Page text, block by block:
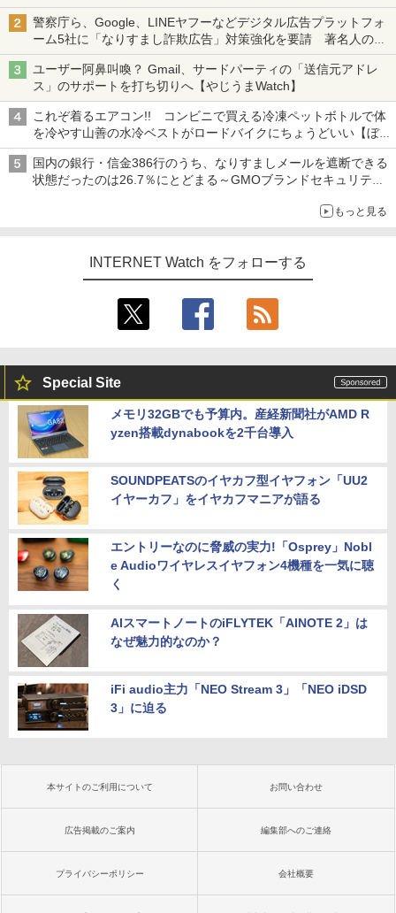
も、持ち替えずに書き込める
警察庁ら、Google、LINEヤフーなどデジタル広告プラットフォ
ーム5社に「なりすまし詐欺広告」対策強化を要請 著名人の写
真や映像を使った投資詐欺などへの対策として
ユーザー阿鼻叫喚？ Gmail、サードパーティの「送信元アドレ
ス」のサポートを打ち切りへ【やじうまWatch】
これぞ着るエアコン!! コンビニで買える冷凍ペットボトルで体
を冷やす山善の水冷ベストがロードバイクにちょうどいい【ぼっ
ち・ざ・ろーど！その14】【空いた時間でなにしてる？】
国内の銀行・信金386行のうち、なりすましメールを遮断できる
状態だったのは26.7％にとどまる～GMOブランドセキュリティ
もっと見る
INTERNET Watch をフォローする
Special Site
メモリ32GBでも予算内。産経新聞社がAMD R
yzen搭載dynabookを2千台導入
SOUNDPEATSのイヤカフ型イヤフォン「UU2
イヤーカフ」をイヤカフマニアが語る
エントリーなのに脅威の実力!「Osprey」Nobl
e Audioワイヤレスイヤフォン4機種を一気に聴
く
AIスマートノートのiFLYTEK「AINOTE 2」は
なぜ魅力的なのか？
iFi audio主力「NEO Stream 3」「NEO iDSD
3」に迫る
本サイトのご利用について お問い合わせ
広告掲載のご案内 編集部へのご連絡
プライバシーポリシー 会社概要